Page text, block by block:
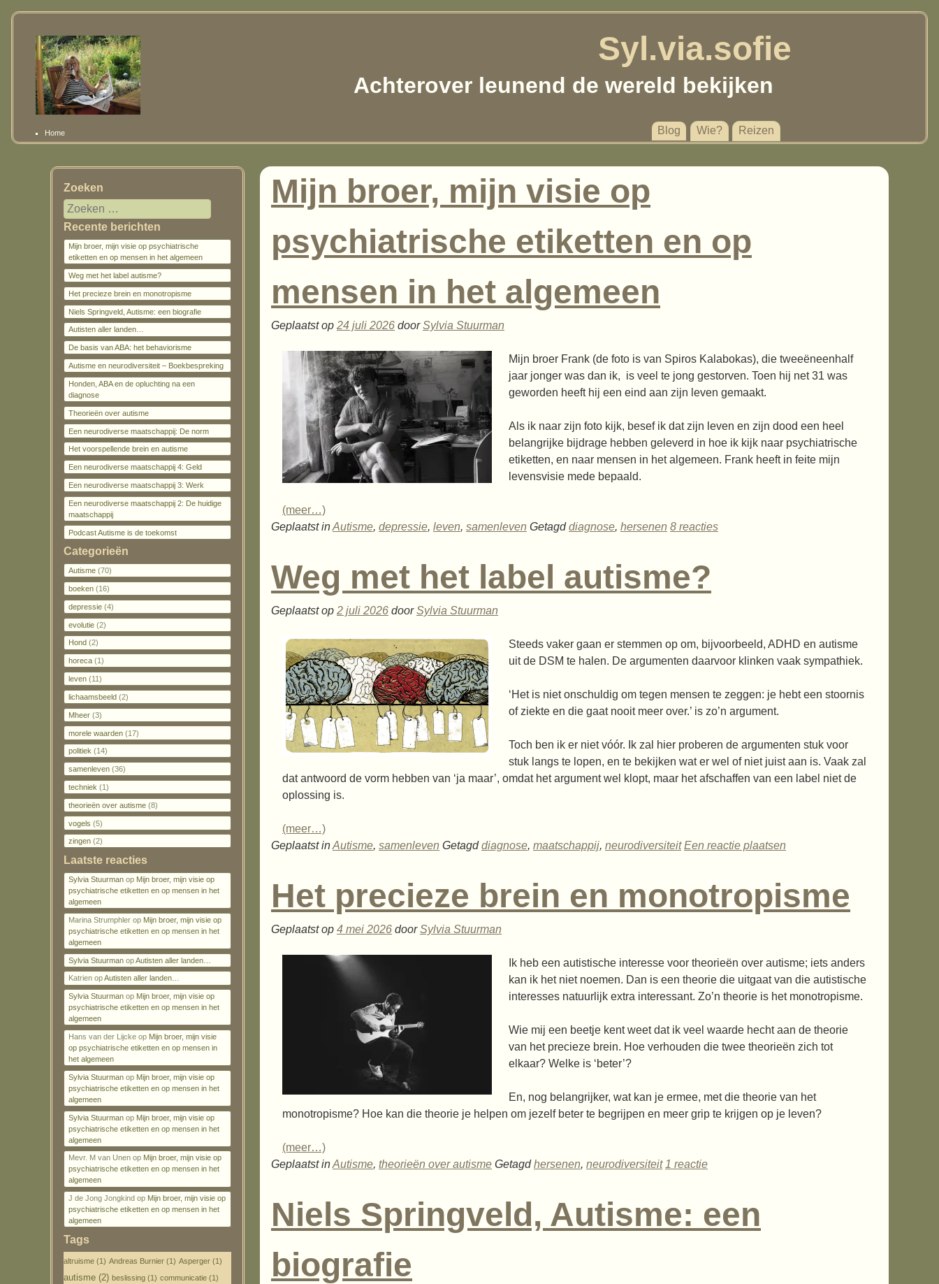
Syl.via.sofie
Achterover leunend de wereld bekijken
Home Blog Wie? Reizen
Mijn broer, mijn visie op
psychiatrische etiketten en op
mensen in het algemeen
Geplaatst op 24 juli 2026 doorSylvia Stuurman
Mijn broer Frank (de foto is van Spiros Kalabokas), die tweeëneenhalf
jaar jonger was dan ik, is veel te jong gestorven. Toen hij net 31 was
geworden heeft hij een eind aan zijn leven gemaakt.
Als ik naar zijn foto kijk, besef ik dat zijn leven en zijn dood een heel
belangrijke bijdrage hebben geleverd in hoe ik kijk naar psychiatrische
etiketten, en naar mensen in het algemeen. Frank heeft in feite mijn
levensvisie mede bepaald.
(meer…)
Geplaatst inAutisme, depressie, leven, samenleven Getagddiagnose, hersenen 8 reacties
Weg met het label autisme?
Geplaatst op 2 juli 2026 doorSylvia Stuurman
Steeds vaker gaan er stemmen op om, bijvoorbeeld, ADHD en autisme
uit de DSM te halen. De argumenten daarvoor klinken vaak sympathiek.
‘Het is niet onschuldig om tegen mensen te zeggen: je hebt een stoornis
of ziekte en die gaat nooit meer over.’ is zo’n argument.
Toch ben ik er niet vóór. Ik zal hier proberen de argumenten stuk voor
stuk langs te lopen, en te bekijken wat er wel of niet juist aan is. Vaak zal
dat antwoord de vorm hebben van ‘ja maar’, omdat het argument wel klopt, maar het afschaffen van een label niet de
oplossing is.
(meer…)
Geplaatst inAutisme, samenleven Getagddiagnose, maatschappij, neurodiversiteit Een reactie plaatsen
Het precieze brein en monotropisme
Geplaatst op 4 mei 2026 doorSylvia Stuurman
Ik heb een autistische interesse voor theorieën over autisme; iets anders
kan ik het niet noemen. Dan is een theorie die uitgaat van die autistische
interesses natuurlijk extra interessant. Zo’n theorie is het monotropisme.
Wie mij een beetje kent weet dat ik veel waarde hecht aan de theorie
van het precieze brein. Hoe verhouden die twee theorieën zich tot
elkaar? Welke is ‘beter’?
En, nog belangrijker, wat kan je ermee, met die theorie van het
monotropisme? Hoe kan die theorie je helpen om jezelf beter te begrijpen en meer grip te krijgen op je leven?
(meer…)
Geplaatst inAutisme, theorieën over autisme Getagdhersenen, neurodiversiteit 1 reactie
Niels Springveld, Autisme: een
biografie
Zoeken
Recente berichten
Mijn broer, mijn visie op psychiatrische
etiketten en op mensen in het algemeen
Weg met het label autisme?
Het precieze brein en monotropisme
Niels Springveld, Autisme: een biografie
Autisten aller landen…
De basis van ABA: het behaviorisme
Autisme en neurodiversiteit – Boekbespreking
Honden, ABA en de opluchting na een
diagnose
Theorieën over autisme
Een neurodiverse maatschappij: De norm
Het voorspellende brein en autisme
Een neurodiverse maatschappij 4: Geld
Een neurodiverse maatschappij 3: Werk
Een neurodiverse maatschappij 2: De huidige
maatschappij
Podcast Autisme is de toekomst
Categorieën
Autisme(70)
boeken(16)
depressie(4)
evolutie(2)
Hond (2)
horeca(1)
leven(11)
lichaamsbeeld(2)
Mheer(3)
morele waarden(17)
politiek (14)
samenleven(36)
techniek (1)
theorieën over autisme(8)
vogels (5)
zingen(2)
Laatste reacties
Sylvia Stuurmanop Mijn broer, mijn visie op
psychiatrische etiketten en op mensen in het
algemeen
Marina Strumphlerop Mijn broer, mijn visie op
psychiatrische etiketten en op mensen in het
algemeen
Sylvia StuurmanopAutisten aller landen…
KatrienopAutisten aller landen…
Sylvia Stuurmanop Mijn broer, mijn visie op
psychiatrische etiketten en op mensen in het
algemeen
Hans van der Lijckeop Mijn broer, mijn visie
op psychiatrische etiketten en op mensen in
het algemeen
Sylvia Stuurmanop Mijn broer, mijn visie op
psychiatrische etiketten en op mensen in het
algemeen
Sylvia Stuurmanop Mijn broer, mijn visie op
psychiatrische etiketten en op mensen in het
algemeen
Mevr. M van Unenop Mijn broer, mijn visie op
psychiatrische etiketten en op mensen in het
algemeen
J de Jong Jongkind op Mijn broer, mijn visie op
psychiatrische etiketten en op mensen in het
algemeen
Tags
altruisme (1) Andreas Burnier (1) Asperger (1)
autisme (2) beslissing (1) communicatie (1)